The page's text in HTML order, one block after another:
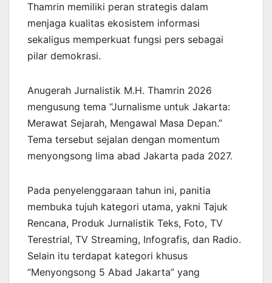
Thamrin memiliki peran strategis dalam
menjaga kualitas ekosistem informasi
sekaligus memperkuat fungsi pers sebagai
pilar demokrasi.
Anugerah Jurnalistik M.H. Thamrin 2026
mengusung tema “Jurnalisme untuk Jakarta:
Merawat Sejarah, Mengawal Masa Depan.”
Tema tersebut sejalan dengan momentum
menyongsong lima abad Jakarta pada 2027.
Pada penyelenggaraan tahun ini, panitia
membuka tujuh kategori utama, yakni Tajuk
Rencana, Produk Jurnalistik Teks, Foto, TV
Terestrial, TV Streaming, Infografis, dan Radio.
Selain itu terdapat kategori khusus
“Menyongsong 5 Abad Jakarta” yang